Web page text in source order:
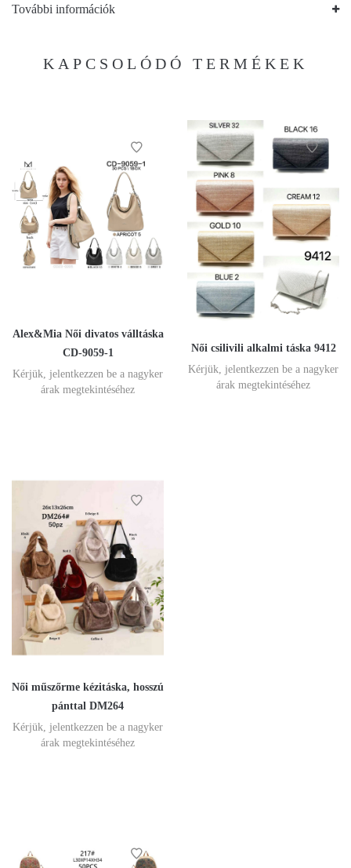
További információk
KAPCSOLÓDÓ TERMÉKEK
Alex&Mia Női divatos válltáska
CD-9059-1
Kérjük, jelentkezzen be a nagyker
árak megtekintéséhez
Női csilivili alkalmi táska 9412
Kérjük, jelentkezzen be a nagyker
árak megtekintéséhez
Női műszőrme kézitáska, hosszú
pánttal DM264
Kérjük, jelentkezzen be a nagyker
árak megtekintéséhez